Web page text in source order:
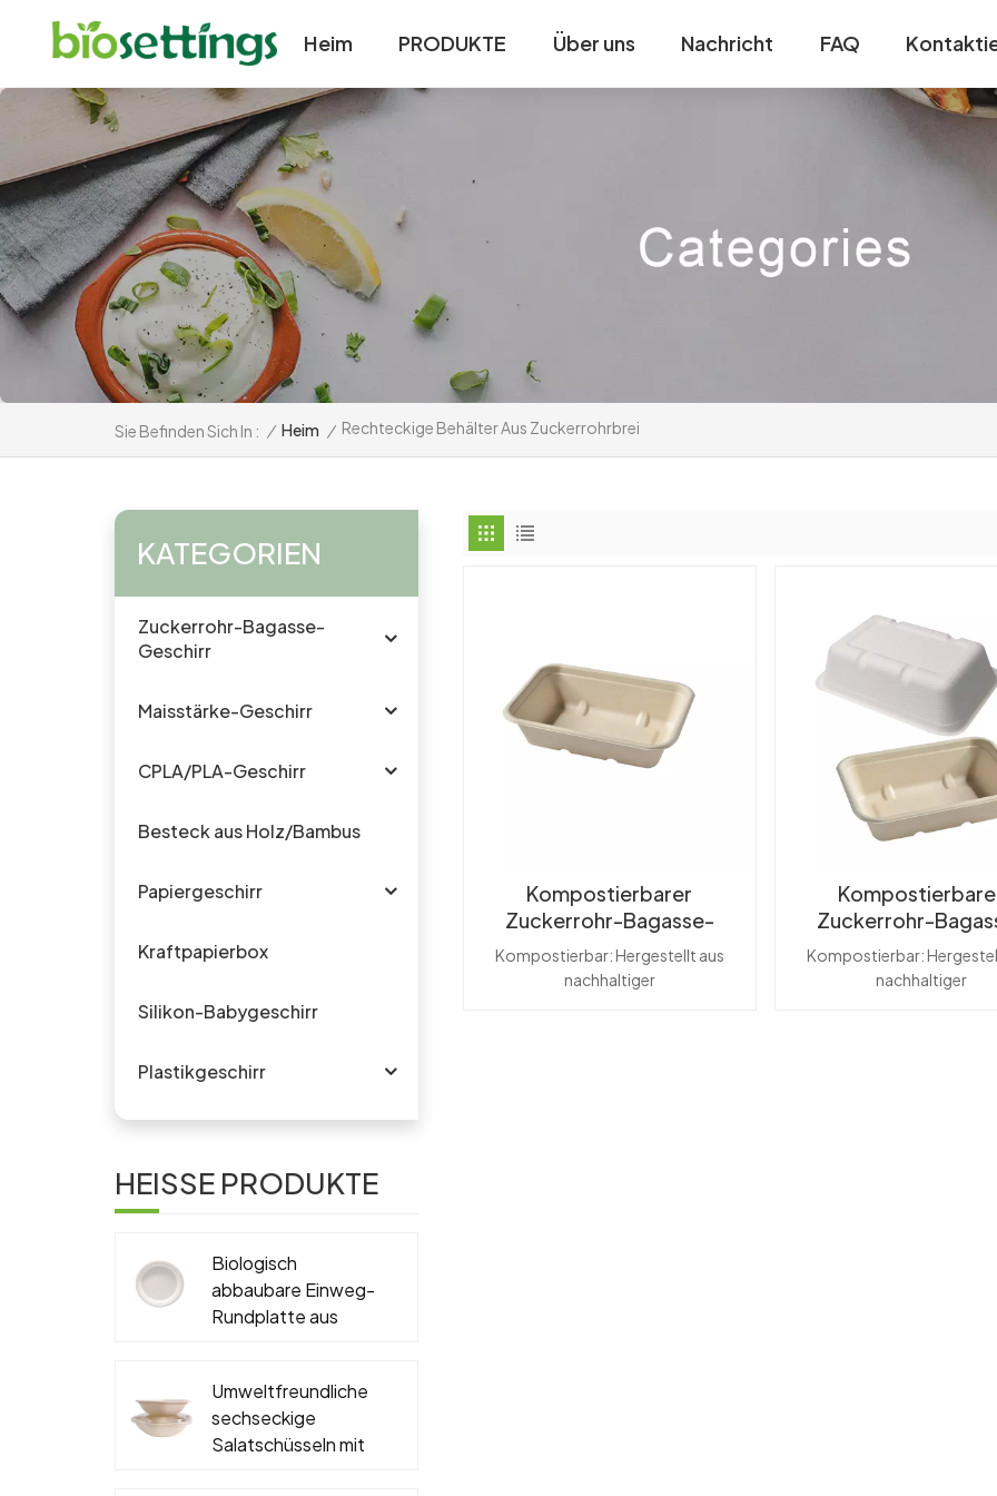
Heim PRODUKTE Über uns Nachricht FAQ
Sie Befinden Sich In : / Heim / Rechteckige Behälter Aus Zuckerrohrbrei
Kompostierbarer
Zuckerrohr-Bagasse-
biologisch abbaubarer
rechteckiger
Kompostierbar: Hergestellt aus
nachhaltiger
Zuckerrohr-
Lebensmittelbehälter
Mitnehmen,
Kompostierbar:
nachhaltiger
KATEGORIEN
Zuckerrohr-Bagasse-
Geschirr
Maisstärke-Geschirr
CPLA/PLA-Geschirr
Besteck aus Holz/Bambus
Papiergeschirr
Kraftpapierbox
Silikon-Babygeschirr
Plastikgeschirr
HEISSE PRODUKTE
Biologisch
abbaubare Einweg-
Rundplatte aus
6'', 7'', 9'', 10''
Umweltfreundliche
sechseckige
Salatschüsseln mit